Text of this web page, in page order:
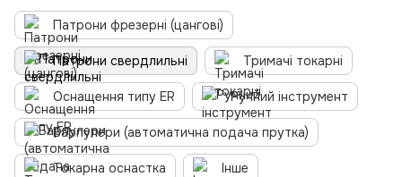
Патрони фрезерні (цангові)
Патрони свердлильні Тримачі токарні
Оснащення типу ER Ручний інструмент
Барпулери (автоматична подача прутка)
Токарна оснастка Інше